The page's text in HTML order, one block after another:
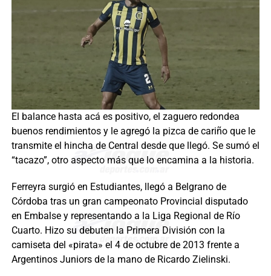
El balance hasta acá es positivo, el zaguero redondea
buenos rendimientos y le agregó la pizca de cariño que le
transmite el hincha de Central desde que llegó. Se sumó el
“tacazo”, otro aspecto más que lo encamina a la historia.
Ferreyra surgió en Estudiantes, llegó a Belgrano de
Córdoba tras un gran campeonato Provincial disputado
en Embalse y representando a la Liga Regional de Río
Cuarto. Hizo su debuten la Primera División con la
camiseta del «pirata» el 4 de octubre de 2013 frente a
Argentinos Juniors de la mano de Ricardo Zielinski.